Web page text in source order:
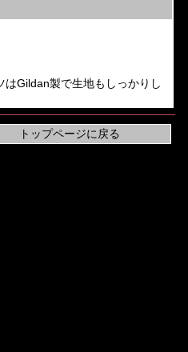
Gildan製で生地もしっかりし